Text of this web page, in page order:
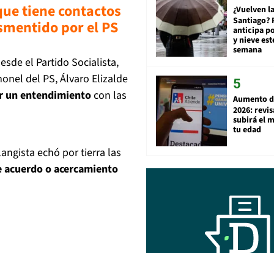
tiene contactos
por el PS
el Partido Socialista,
del PS, Álvaro Elizalde
un entendimientocon las
echó por tierra las
o acercamiento
¿Vuelven
Santiago?
anticipa
y nieve
semana
Aumento
2026:
subirá el
tu edad